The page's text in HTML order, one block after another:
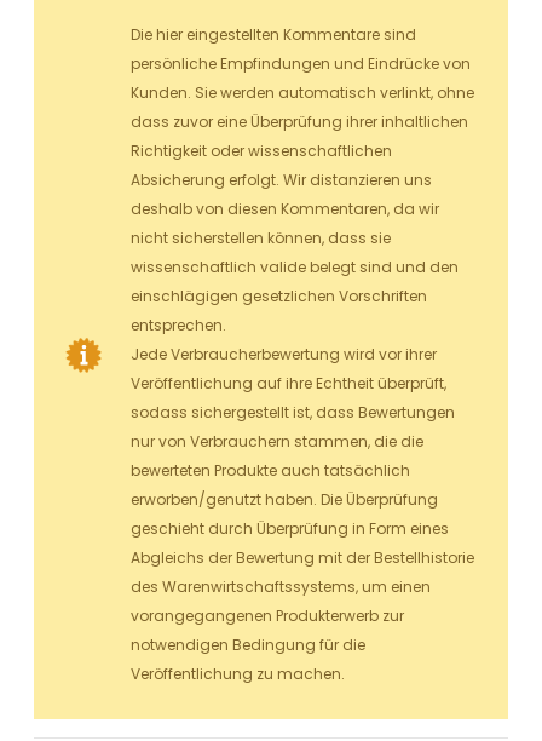
Die hier eingestellten Kommentare sind
persönliche Empfindungen und Eindrücke von
Kunden. Sie werden automatisch verlinkt, ohne
dass zuvor eine Überprüfung ihrer inhaltlichen
Richtigkeit oder wissenschaftlichen
Absicherung erfolgt. Wir distanzieren uns
deshalb von diesen Kommentaren, da wir
nicht sicherstellen können, dass sie
wissenschaftlich valide belegt sind und den
einschlägigen gesetzlichen Vorschriften
entsprechen.
Jede Verbraucherbewertung wird vor ihrer
Veröffentlichung auf ihre Echtheit überprüft,
sodass sichergestellt ist, dass Bewertungen
nur von Verbrauchern stammen, die die
bewerteten Produkte auch tatsächlich
erworben/genutzt haben. Die Überprüfung
geschieht durch Überprüfung in Form eines
Abgleichs der Bewertung mit der Bestellhistorie
des Warenwirtschaftssystems, um einen
vorangegangenen Produkterwerb zur
notwendigen Bedingung für die
Veröffentlichung zu machen.